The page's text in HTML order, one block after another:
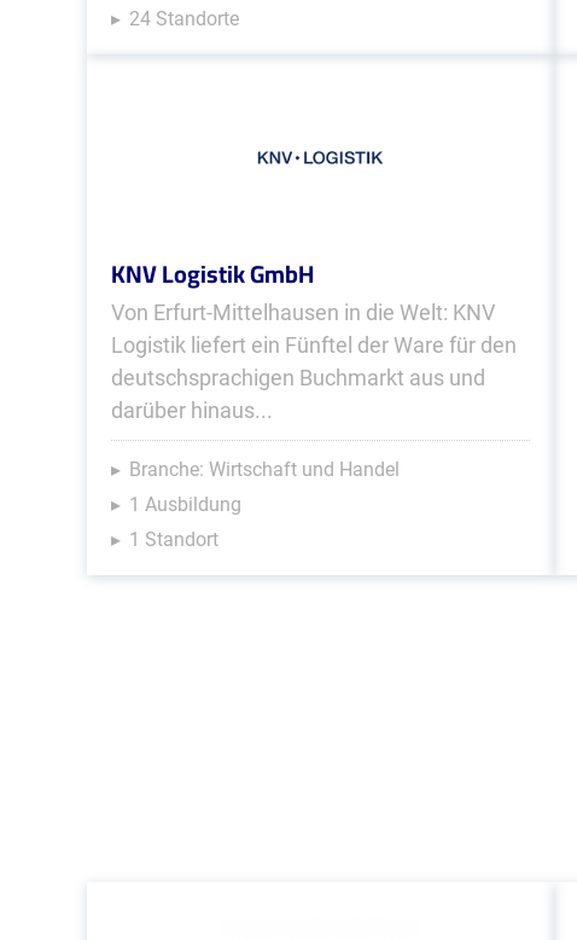
24 Standorte
KNV Logistik GmbH
Von Erfurt-Mittelhausen in die Welt: KNV
Logistik liefert ein Fünftel der Ware für den
deutschsprachigen Buchmarkt aus und
darüber hinaus...
Branche: Wirtschaft und Handel
1 Ausbildung
1 Standort